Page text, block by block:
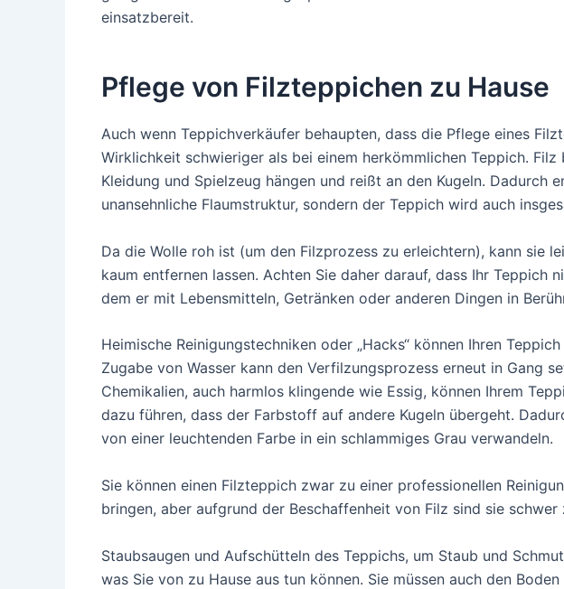
einsatzbereit.
Pflege von Filzteppichen zu Hause
Auch wenn Teppichverkäufer behaupten, dass die Pflege eines
Wirklichkeit schwieriger als bei einem herkömmlichen Teppich. Filz
Kleidung und Spielzeug hängen und reißt an den Kugeln. Dadurch
unansehnliche Flaumstruktur, sondern der Teppich wird auch
Da die Wolle roh ist (um den Filzprozess zu erleichtern), kann sie
kaum entfernen lassen. Achten Sie daher darauf, dass Ihr Teppich
dem er mit Lebensmitteln, Getränken oder anderen Dingen in
Heimische Reinigungstechniken oder „Hacks“ können Ihren
Zugabe von Wasser kann den Verfilzungsprozess erneut in Gang
Chemikalien, auch harmlos klingende wie Essig, können Ihrem
dazu führen, dass der Farbstoff auf andere Kugeln übergeht.
von einer leuchtenden Farbe in ein schlammiges Grau verwandeln.
Sie können einen Filzteppich zwar zu einer professionellen
bringen, aber aufgrund der Beschaffenheit von Filz sind sie schwer
Staubsaugen und Aufschütteln des Teppichs, um Staub und
was Sie von zu Hause aus tun können. Sie müssen auch den